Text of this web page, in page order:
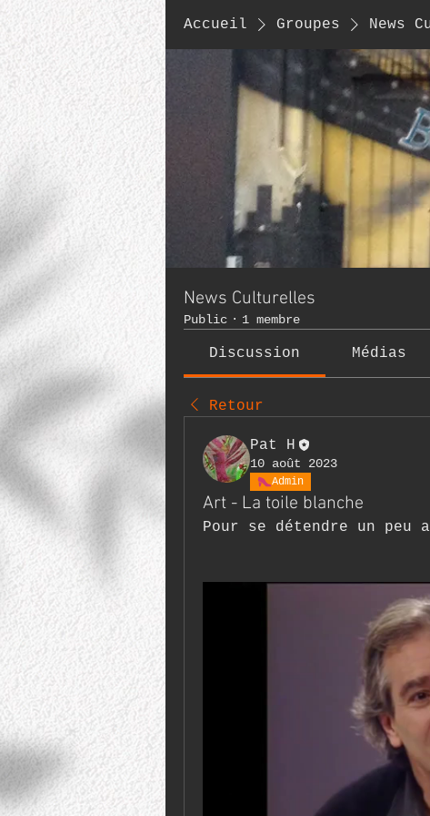
Accueil Groupes News
News Culturelles
Public · 1 membre
Discussion Médias
Retour
Pat H
10 août 2023
Admin
Art - La toile blanche
Pour se détendre un peu